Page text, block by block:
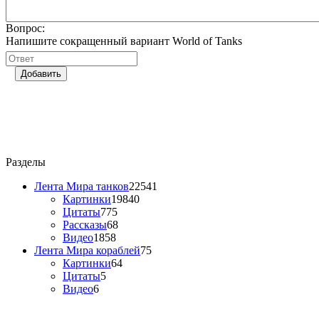
Вопрос:
Напишите сокращенный вариант World of Tanks
Добавить
Разделы
Лента Мира танков22541
Картинки19840
Цитаты775
Рассказы68
Видео1858
Лента Мира кораблей75
Картинки64
Цитаты5
Видео6